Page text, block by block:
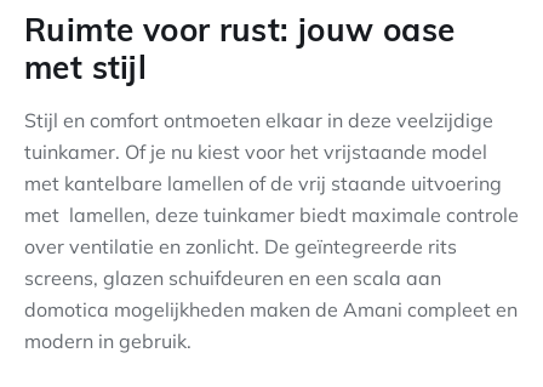
Ruimte voor rust: jouw oase
met stijl
Stijl en comfort ontmoeten elkaar in deze veelzijdige
tuinkamer. Of je nu kiest voor het vrijstaande model
met kantelbare lamellen of de vrij staande uitvoering
met lamellen, deze tuinkamer biedt maximale controle
over ventilatie en zonlicht. De geïntegreerde rits
screens, glazen schuifdeuren en een scala aan
domotica mogelijkheden maken de Amani compleet en
modern in gebruik.